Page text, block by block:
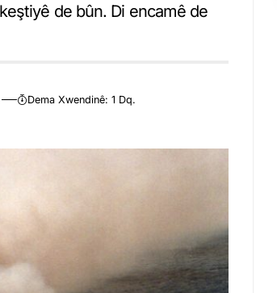
de bûn. Di encamê de
Dema Xwendinê: 1 Dq.